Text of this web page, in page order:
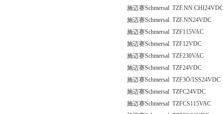
施迈赛Schmersal TZF.NN.CHI24VDC
施迈赛Schmersal TZF.NN24VDC
施迈赛Schmersal TZF115VAC
施迈赛Schmersal TZF12VDC
施迈赛Schmersal TZF230VAC
施迈赛Schmersal TZF24VDC
施迈赛Schmersal TZF3Ö/1SS24VDC
施迈赛Schmersal TZFC24VDC
施迈赛Schmersal TZFCS115VAC